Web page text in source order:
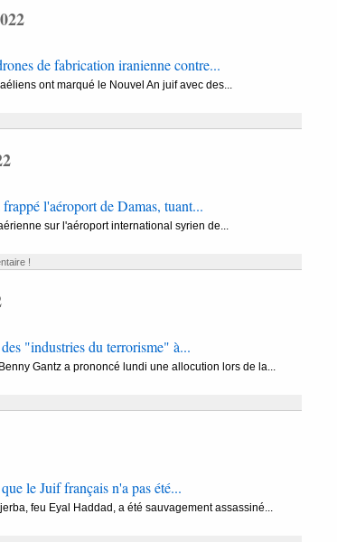
de fabrication iranienne contre...
ont marqué le Nouvel An juif avec des...
l'aéroport de Damas, tuant...
sur l'aéroport international syrien de...
!
"industries du terrorisme" à...
Gantz a prononcé lundi une allocution lors de la...
le Juif français n'a pas été...
feu Eyal Haddad, a été sauvagement assassiné...